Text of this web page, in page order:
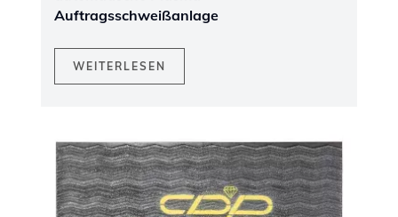
Auftragsschweißanlage
WEITERLESEN